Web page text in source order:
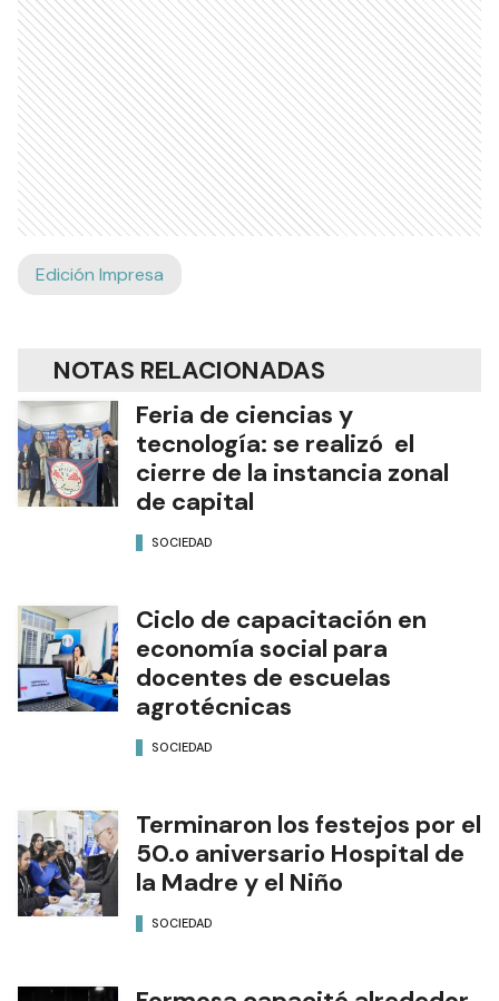
Edición Impresa
NOTAS RELACIONADAS
Feria de ciencias y
tecnología: se realizó el
cierre de la instancia zonal
de capital
SOCIEDAD
Ciclo de capacitación en
economía social para
docentes de escuelas
agrotécnicas
SOCIEDAD
Terminaron los festejos por el
50.o aniversario Hospital de
la Madre y el Niño
SOCIEDAD